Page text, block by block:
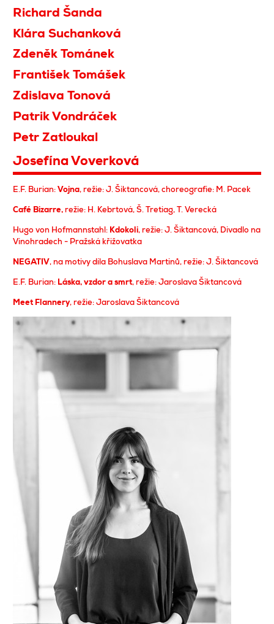
Richard Šanda
Klára Suchanková
Zdeněk Tománek
František Tomášek
Zdislava Tonová
Patrik Vondráček
Petr Zatloukal
Josefína Voverková
E.F. Burian:Vojna, režie: J. Šiktancová, choreografie: M. Pacek
Café Bizarre,režie: H. Kebrtová, Š. Tretiag, T. Verecká
Hugo von Hofmannstahl: Kdokoli, režie: J. Šiktancová, Divadlo na
Vinohradech - Pražská křižovatka
NEGATIV, na motivy díla Bohuslava Martinů, režie: J. Šiktancová
E.F. Burian: Láska, vzdor a smrt, režie: Jaroslava Šiktancová
Meet Flannery, režie: Jaroslava Šiktancová